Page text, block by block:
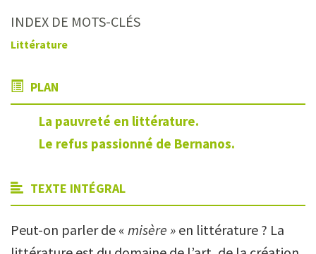
INDEX DE MOTS-CLÉS
Littérature
PLAN
La pauvreté en littérature.
Le refus passionné de Bernanos.
TEXTE INTÉGRAL
Peut-on parler de « misère » en littérature ? La